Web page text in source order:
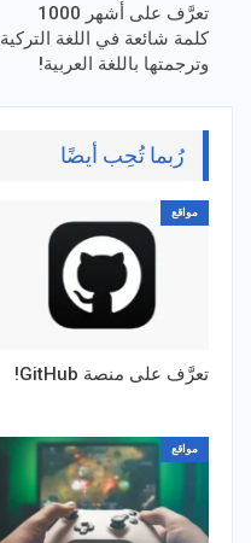
تعرَّف على أشهر 1000
كلمة شائعة في اللغة التركية
وترجمتها باللغة العربية!
رُبما تُحِب أيضًا
مواقع
تعرَّف على منصة GitHub!
مواقع